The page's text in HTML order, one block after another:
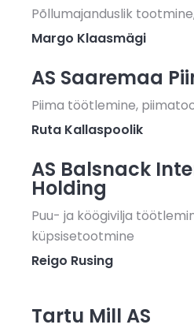
Põllumajanduslik
Margo Klaasmägi
AS Saaremaa
Piima töötlemine,
Ruta Kallaspoolik
AS Balsnack
Holding
Puu- ja köögivilja
küpsisetootmine
Reigo Rusing
Tartu Mill AS